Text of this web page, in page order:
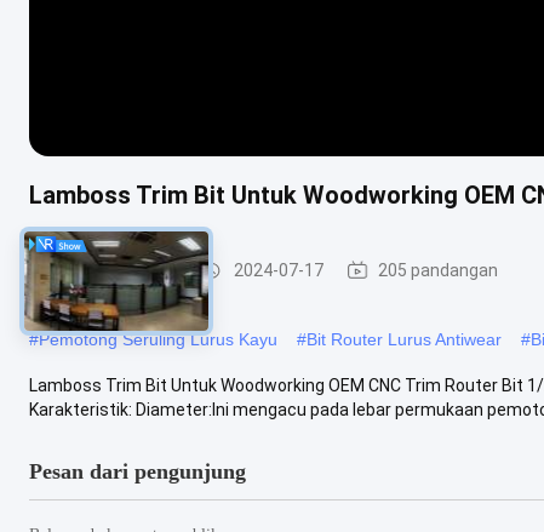
Lamboss Trim Bit Untuk Woodworking OEM
Bit Router Lurus 2024-07-17 205 pandangan
#Pemotong Seruling Lurus Kayu #Bit Router Lurus Antiwear #
Lamboss Trim Bit Untuk Woodworking OEM CNC Trim Router Bit
Karakteristik: Diameter:Ini mengacu pada lebar permukaan
Pesan dari pengunjung